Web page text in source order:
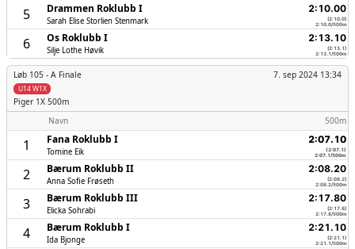
5 Drammen Roklubb I
Sarah Elise Storlien Stenmark
2:10.00
(2:10.0)
2:10.0/500m
6 Os Roklubb I
Silje Lothe Høvik
2:13.10
(2:13.1)
2:13.1/500m
Løb 105 - A Finale 7. sep 2024 13:34
U14 W1X
Piger 1X 500m
Navn
500m
1 Fana Roklubb I
Tomine Eik
2:07.10
(2:07.1)
2:07.1/500m
2 Bærum Roklubb II
Anna Sofie Frøseth
2:08.20
(2:08.2)
2:08.2/500m
3 Bærum Roklubb III
Elicka Sohrabi
2:17.80
(2:17.8)
2:17.8/500m
4 Bærum Roklubb I
Ida Bjonge
2:21.10
(2:21.1)
2:21.1/500m